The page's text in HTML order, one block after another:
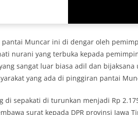
Muncar ini di dengar oleh
nurani yang terbuka kepada
sangat luar biasa adil dan bijaksana
yang ada di pinggiran pantai
di sepakati di turunkan menjadi Rp
surat kepada DPR provinsi Jawa